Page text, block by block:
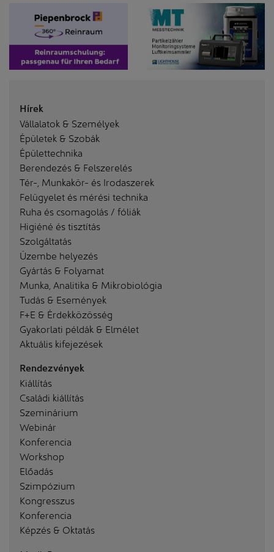
Hírek
Vállalatok & Személyek
Épületek & Szobák
Épülettechnika
Berendezés & Felszerelés
Tér-, Munkakör- és Irodaszerek
Felügyelet és mérési technika
Ruha és csomagolás / fóliák
Higiéné és tisztítás
Szolgáltatás
Üzembe helyezés
Gyártás & Folyamat
Munka, Analitika & Mikrobiológia
Tudás & Események
F+E & Érdekközösség
Gyakorlati példák & Elmélet
Aktuális kifejezések
Rendezvények
Kiállítás
Családi kiállítás
Szeminárium
Webinár
Konferencia
Workshop
Előadás
Szimpózium
Kongresszus
Konferencia
Képzés & Oktatás